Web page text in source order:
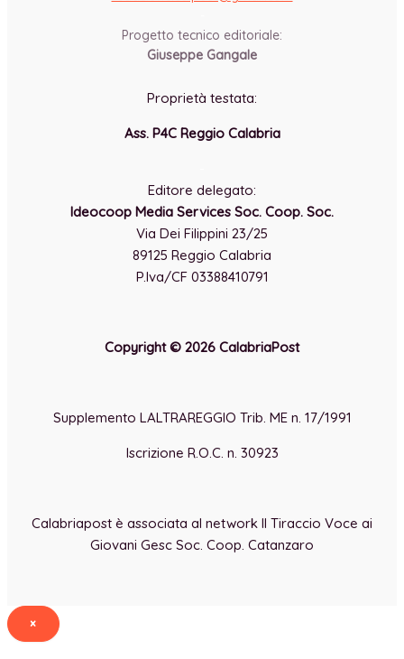
Progetto tecnico editoriale:
Giuseppe Gangale
Proprietà testata:
Ass. P4C Reggio Calabria
Editore delegato:
Ideocoop Media Services Soc. Coop. Soc.
Via Dei Filippini 23/25
89125 Reggio Calabria
P.Iva/CF 03388410791
Copyright © 2026 CalabriaPost
Supplemento LALTRAREGGIO Trib. ME n. 17/1991
Iscrizione R.O.C. n. 30923
Calabriapost è associata al network Il Tiraccio Voce ai
Giovani Gesc Soc. Coop. Catanzaro
×